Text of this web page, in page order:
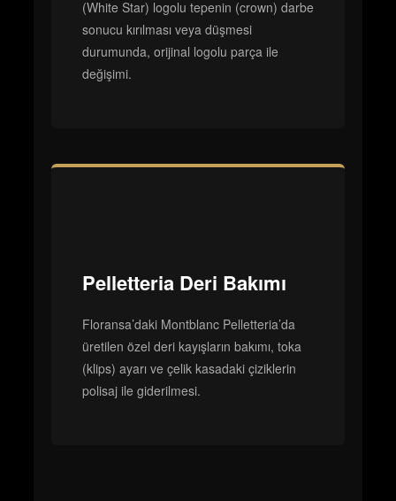
(White Star) logolu tepenin (crown) darbe
sonucu kırılması veya düşmesi
durumunda, orijinal logolu parça ile
değişimi.
Pelletteria Deri Bakımı
Floransa’daki Montblanc Pelletteria’da
üretilen özel deri kayışların bakımı, toka
(klips) ayarı ve çelik kasadaki çiziklerin
polisaj ile giderilmesi.